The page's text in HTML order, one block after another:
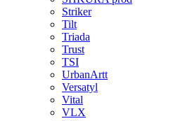
Striker
Tilt
Triada
Trust
TSI
UrbanArtt
Versatyl
Vital
VLX